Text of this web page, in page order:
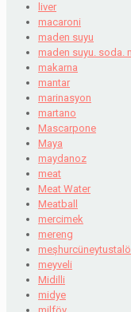
liver
macaroni
maden suyu
maden suyu. soda.
makarna
mantar
marinasyon
martano
Mascarpone
Maya
maydanoz
meat
Meat Water
Meatball
mercimek
mereng
meyveli
Midilli
midye